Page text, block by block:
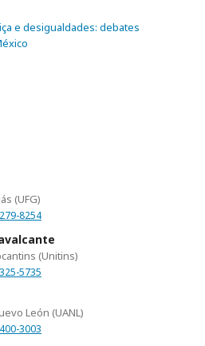
e desigualdades: debates
(UFG)
8254
(Unitins)
5735
León (UANL)
3003